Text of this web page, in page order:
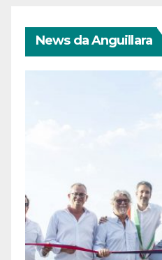
News da Anguillara